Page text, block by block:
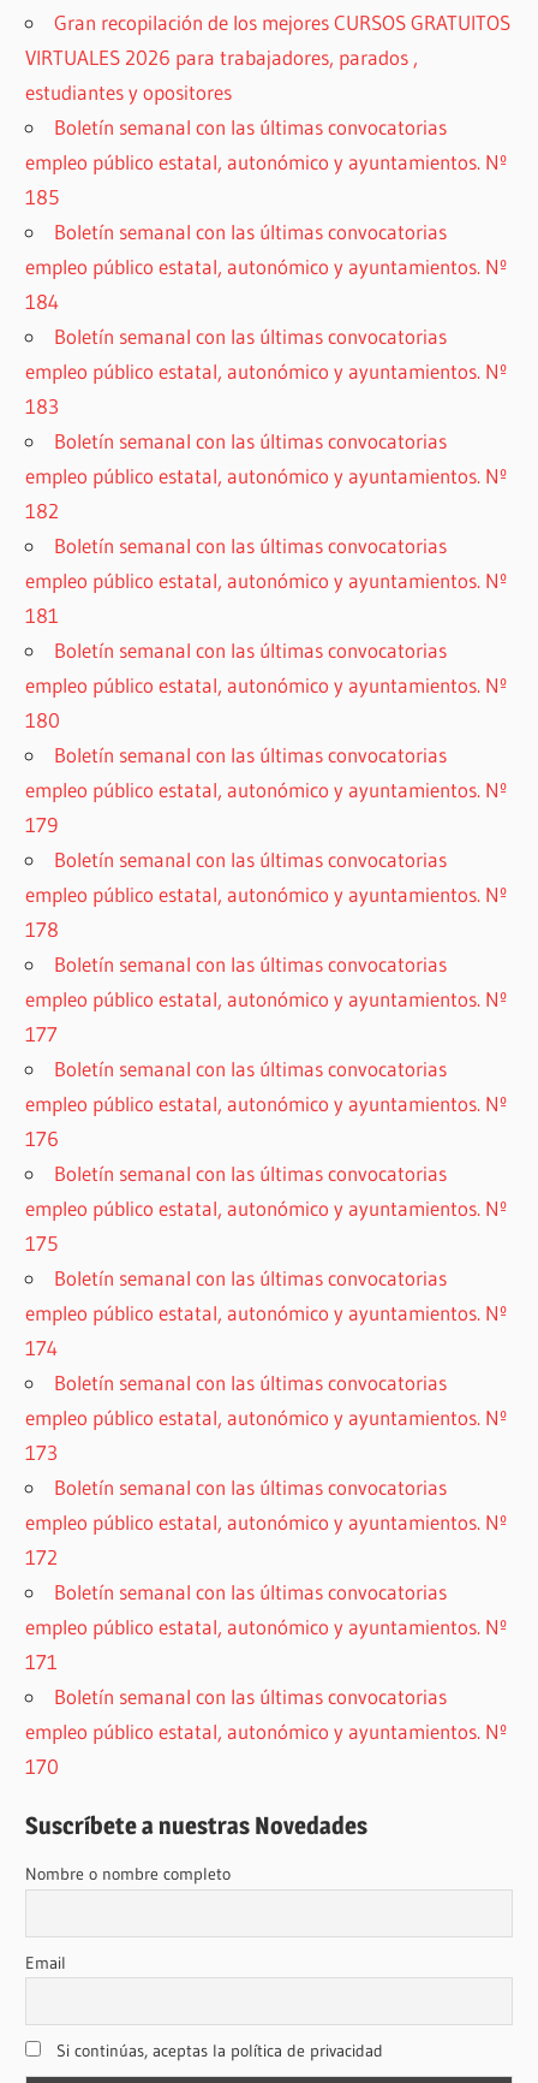
Gran recopilación de los mejores CURSOS GRATUITOS
VIRTUALES 2026 para trabajadores, parados ,
estudiantes y opositores
Boletín semanal con las últimas convocatorias
empleo público estatal, autonómico y ayuntamientos. Nº
185
Boletín semanal con las últimas convocatorias
empleo público estatal, autonómico y ayuntamientos. Nº
184
Boletín semanal con las últimas convocatorias
empleo público estatal, autonómico y ayuntamientos. Nº
183
Boletín semanal con las últimas convocatorias
empleo público estatal, autonómico y ayuntamientos. Nº
182
Boletín semanal con las últimas convocatorias
empleo público estatal, autonómico y ayuntamientos. Nº
181
Boletín semanal con las últimas convocatorias
empleo público estatal, autonómico y ayuntamientos. Nº
180
Boletín semanal con las últimas convocatorias
empleo público estatal, autonómico y ayuntamientos. Nº
179
Boletín semanal con las últimas convocatorias
empleo público estatal, autonómico y ayuntamientos. Nº
178
Boletín semanal con las últimas convocatorias
empleo público estatal, autonómico y ayuntamientos. Nº
177
Boletín semanal con las últimas convocatorias
empleo público estatal, autonómico y ayuntamientos. Nº
176
Boletín semanal con las últimas convocatorias
empleo público estatal, autonómico y ayuntamientos. Nº
175
Boletín semanal con las últimas convocatorias
empleo público estatal, autonómico y ayuntamientos. Nº
174
Boletín semanal con las últimas convocatorias
empleo público estatal, autonómico y ayuntamientos. Nº
173
Boletín semanal con las últimas convocatorias
empleo público estatal, autonómico y ayuntamientos. Nº
172
Boletín semanal con las últimas convocatorias
empleo público estatal, autonómico y ayuntamientos. Nº
171
Boletín semanal con las últimas convocatorias
empleo público estatal, autonómico y ayuntamientos. Nº
170
Suscríbete a nuestras Novedades
Nombre o nombre completo
Email
Si continúas, aceptas la política de privacidad